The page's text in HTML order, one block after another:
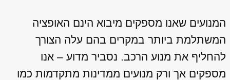
המנועים שאנו מספקים מיבוא הינם האופציה
המשתלמת ביותר במקרים בהם עלה הצורך
להחליף את מנוע הרכב. נסביר מדוע – אנו
מספקים אך ורק מנועים ממדינות מתקדמות כמו